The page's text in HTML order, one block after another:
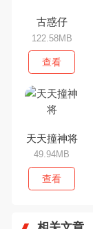
古惑仔
122.58MB
查看
天天撞神将
49.94MB
查看